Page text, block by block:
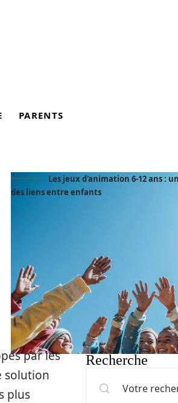
PARENTS
Les jeux d'animation 6-12 ans :
des liens entre enfants
par les
solution
plus
Recherche